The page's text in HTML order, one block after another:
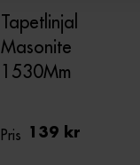
Tapetlinjal
Masonite
1530Mm
Pris 139 kr